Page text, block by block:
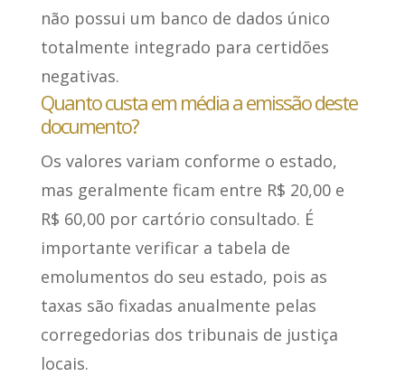
não possui um banco de dados único
totalmente integrado para certidões
negativas.
Quanto custa em média a emissão deste
documento?
Os valores variam conforme o estado,
mas geralmente ficam entre R$ 20,00 e
R$ 60,00 por cartório consultado. É
importante verificar a tabela de
emolumentos do seu estado, pois as
taxas são fixadas anualmente pelas
corregedorias dos tribunais de justiça
locais.